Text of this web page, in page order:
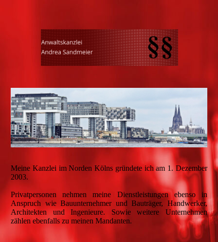
Meine Kanzlei im Norden Kölns gründete ich am 1. Dezember
2003.
Privatpersonen nehmen meine Dienstleistungen ebenso in
Anspruch wie Bauunternehmer und Bauträger, Handwerker,
Architekten und Ingenieure. Sowie weitere Unternehmen
zählen ebenfalls zu meinen Mandanten.